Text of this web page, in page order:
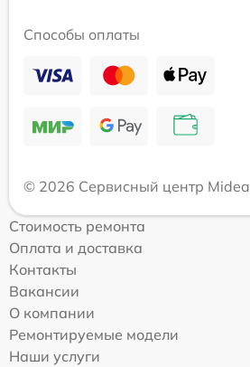
Способы оплаты
© 2026 Сервисный центр Midea
Стоимость ремонта
Оплата и доставка
Контакты
Вакансии
О компании
Ремонтируемые модели
Наши услуги